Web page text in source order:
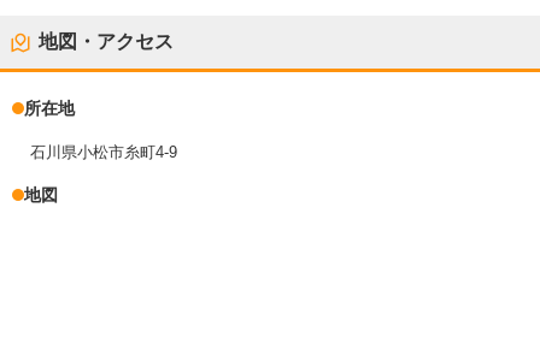
地図・アクセス
所在地
石川県小松市糸町4-9
地図